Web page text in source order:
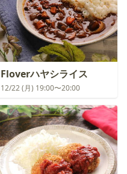
Floverハヤシライス
12/22 (月) 19:00〜20:00